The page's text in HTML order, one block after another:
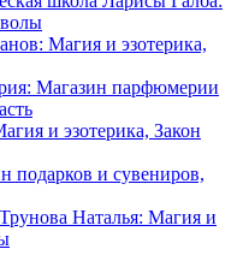
Магия и эзотерика,
Магазин парфюмерии
и эзотерика, Закон
подарков и сувениров,
Наталья: Магия и